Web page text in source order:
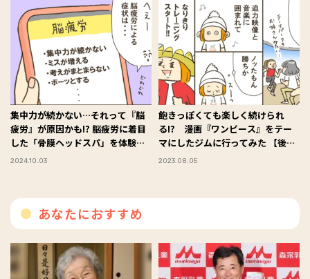
奮闘記 #46
集中力が続かない…それって『脳
疲労』が原因かも!? 脳疲労に着目
した「骨膜ヘッドスパ」を体験取
材！【前編】～進め！ 下り坂ジェ
2024.10.03
飽きっぽくても楽しく続けられ
る!? 漫画『ワンピース』をテー
マにしたジムに行ってみた 【後
編】～進め！ 下り坂ジェンヌ♡
2023.08.05
あなたにおすすめ